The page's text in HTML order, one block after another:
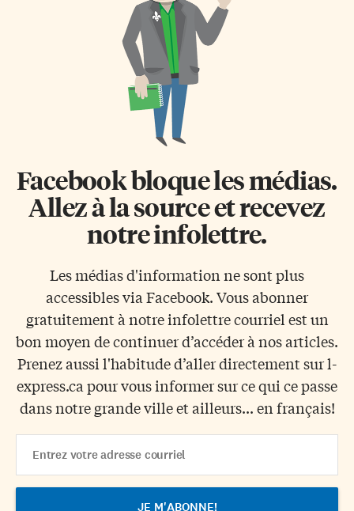
Facebook bloque les médias.
Allez à la source et recevez
notre infolettre.
Les médias d'information ne sont plus
accessibles via Facebook. Vous abonner
gratuitement à notre infolettre courriel est un
bon moyen de continuer d’accéder à nos articles.
Prenez aussi l'habitude d’aller directement sur l-
express.ca pour vous informer sur ce qui ce passe
dans notre grande ville et ailleurs... en français!
Address